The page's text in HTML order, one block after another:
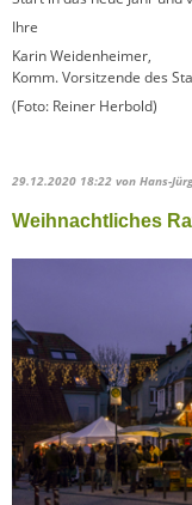
Ihre
Karin Weidenheimer,
Komm. Vorsitzende des
(Foto: Reiner Herbold)
29.12.2020 18:22 von Hans-
Weihnachtliches